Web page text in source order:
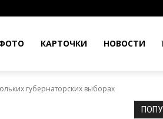
КАРТОЧКИ НОВОСТИ
губернаторских выборах